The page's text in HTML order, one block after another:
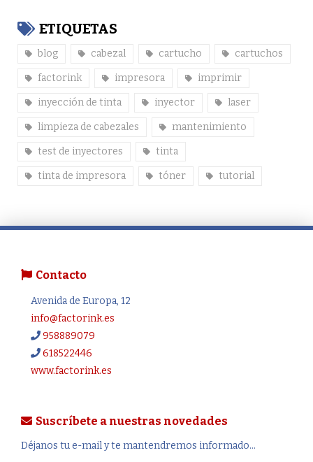
ETIQUETAS
blog cabezal cartucho cartuchos
factorink impresora imprimir
inyección de tinta inyector laser
limpieza de cabezales mantenimiento
test de inyectores tinta
tinta de impresora tóner tutorial
Contacto
Avenida de Europa, 12
info@factorink.es
958889079
618522446
www.factorink.es
Suscríbete a nuestras novedades
Déjanos tu e-mail y te mantendremos informado...